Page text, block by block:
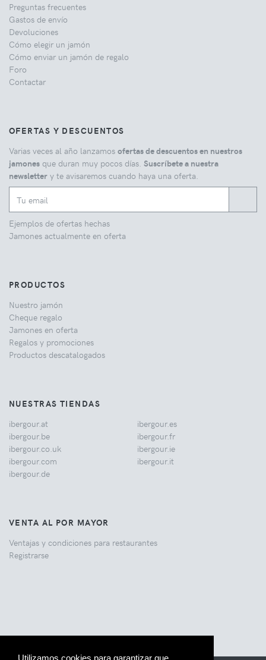
Preguntas frecuentes
Gastos de envío
Devoluciones
Cómo elegir un jamón
Cómo enviar un jamón de regalo
Foro
Contactar
OFERTAS Y DESCUENTOS
Varias veces al año lanzamos ofertas de descuentos en nuestros
jamones que duran muy pocos días. Suscríbete a nuestra
newsletter y te avisaremos cuando haya una oferta.
Ejemplos de ofertas hechas
Jamones actualmente en oferta
PRODUCTOS
Nuestro jamón
Cheque regalo
Jamones en oferta
Regalos y promociones
Productos descatalogados
NUESTRAS TIENDAS
ibergour.at
ibergour.be
ibergour.co.uk
ibergour.com
ibergour.de
ibergour.es
ibergour.fr
ibergour.ie
ibergour.it
VENTA AL POR MAYOR
Ventajas y condiciones para restaurantes
Registrarse